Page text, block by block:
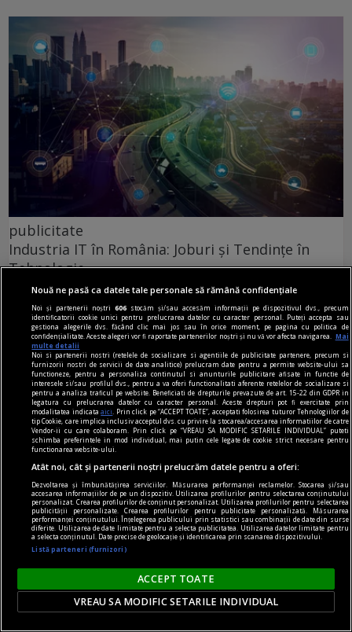
publicitate
Industria IT în România: Joburi și Tendințe în
Tehnologie
În plus, se observă o creștere a numărului de
femei angajate în domeniul IT, ceea ce reflectă o
schimbare pozitivă în dinamica forței de muncă
în acest sector.
publicitate
Cu ce se diferențiază casele de pariuri online
Nouă ne pasă ca datele tale personale să rămână confidențiale
Noi și partenerii noștri606 stocăm și/sau accesăm informații pe dispozitivul dvs., precum
identificatorii cookie unici pentru prelucrarea datelor cu caracter personal. Puteți accepta sau
gestiona alegerile dvs. făcând clic mai jos sau în orice moment, pe pagina cu politica de
confidențialitate. Aceste alegeri vor fi raportate partenerilor noștri și nu vă vor afecta navigarea.
Mai
multe detalii
Noi si partenerii nostri (retelele de socializare si agentiile de publicitate partenere, precum si
furnizorii nostri de servicii de date analitice) prelucram date pentru a permite website-ului sa
functioneze, pentru a personaliza continutul si anunturile publicitare afisate in functie de
interesele si/sau profilul dvs., pentru a va oferi functionalitati aferente retelelor de socializare si
pentru a analiza traficul pe website. Beneficiati de drepturile prevazute de art. 15-22 din GDPR in
legatura cu prelucrarea datelor cu caracter personal. Aceste drepturi pot fi exercitate prin
modalitatea indicataaici
. Prin click pe “ACCEPT TOATE”, acceptati folosirea tuturor Tehnologiilor de
tip Cookie, care implica inclusiv acceptul dvs. cu privire la stocarea/accesarea informatiilor de catre
Vendor-ii cu care colaboram. Prin click pe “VREAU SA MODIFIC SETARILE INDIVIDUAL” puteti
schimba preferintele in mod individual, mai putin cele legate de cookie strict necesare pentru
functionarea website-ului.
Atât noi, cât și partenerii noștri prelucrăm datele pentru a oferi:
Dezvoltarea și îmbunătățirea serviciilor. Măsurarea performanței reclamelor. Stocarea și/sau
accesarea informațiilor de pe un dispozitiv. Utilizarea profilurilor pentru selectarea conținutului
personalizat. Crearea profilurilor de conținut personalizat. Utilizarea profilurilor pentru selectarea
publicității personalizate. Crearea profilurilor pentru publicitate personalizată. Măsurarea
performanței conținutului. Înțelegerea publicului prin statistici sau combinații de date din surse
diferite. Utilizarea de date limitate pentru a selecta publicitatea. Utilizarea datelor limitate pentru
a selecta conținutul. Date precise de geolocație și identificarea prin scanarea dispozitivului.
Listă parteneri (furnizori)
ACCEPT TOATE
VREAU SA MODIFIC SETARILE INDIVIDUAL